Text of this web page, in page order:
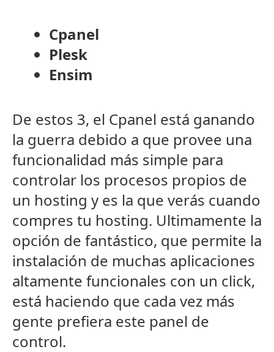
Cpanel
Plesk
Ensim
De estos 3, el Cpanel está ganando
la guerra debido a que provee una
funcionalidad más simple para
controlar los procesos propios de
un hosting y es la que verás cuando
compres tu hosting. Ultimamente la
opción de fantástico, que permite la
instalación de muchas aplicaciones
altamente funcionales con un click,
está haciendo que cada vez más
gente prefiera este panel de
control.